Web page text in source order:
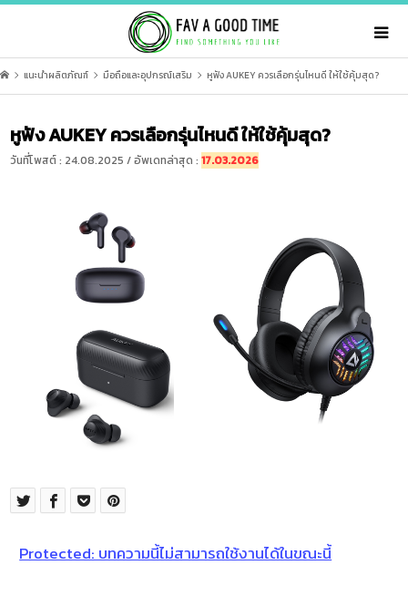
แนะนำผลิตภัณฑ์ มือถือและอุปกรณ์เสริม หูฟัง AUKEY ควรเลือกรุ่นไหนดี ให้ใช้คุ้มสุด?
หูฟัง AUKEY ควรเลือกรุ่นไหนดี ให้ใช้คุ้มสุด?
วันที่โพสต์ : 24.08.2025 / อัพเดทล่าสุด :17.03.2026
Protected: บทความนี้ไม่สามารถใช้งานได้ในขณะนี้